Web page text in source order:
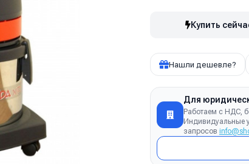
Купить
Нашли дешевле?
Для
Работаем с НДС,
Индивидуальные
запросов